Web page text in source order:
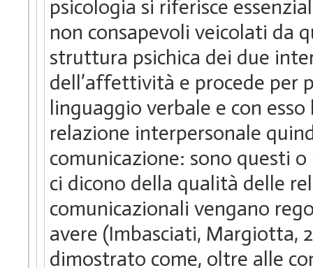
psicologia si riferisce
non consapevoli veicolati da
struttura psichica dei due
dell’affettività e procede per
linguaggio verbale e con
relazione interpersonale
comunicazione: sono questi
ci dicono della qualità delle
comunicazionali vengano
avere (Imbasciati, Margiotta,
dimostrato come, oltre alle